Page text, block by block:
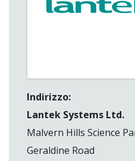
Indirizzo:
Lantek Systems Ltd.
Malvern Hills Science
Geraldine Road